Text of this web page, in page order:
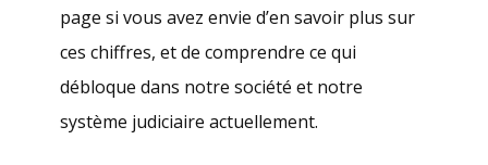
page si vous avez envie d’en savoir plus sur
ces chiffres, et de comprendre ce qui
débloque dans notre société et notre
système judiciaire actuellement.